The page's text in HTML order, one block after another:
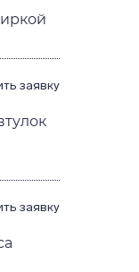
заявку
заявку